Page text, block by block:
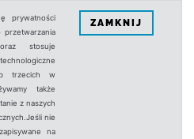
prywatności
stosuje
trzecich w
także
z naszych
nie
na
ZAMKNIJ